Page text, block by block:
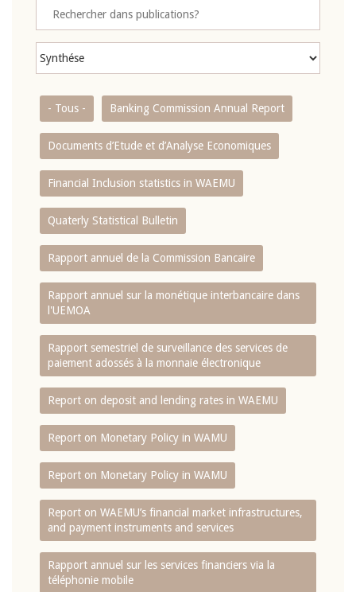
- Tous - Banking Commission Annual Report
Documents d’Etude et d’Analyse Economiques
Financial Inclusion statistics in WAEMU
Quaterly Statistical Bulletin
Rapport annuel de la Commission Bancaire
Rapport annuel sur la monétique interbancaire dans
l'UEMOA
Rapport semestriel de surveillance des services de
paiement adossés à la monnaie électronique
Report on deposit and lending rates in WAEMU
Report on Monetary Policy in WAMU
Report on Monetary Policy in WAMU
Report on WAEMU’s financial market infrastructures,
and payment instruments and services
Rapport annuel sur les services financiers via la
téléphonie mobile